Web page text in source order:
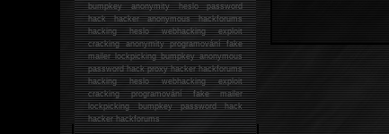
bumpkey anonymity heslo password
hackhacker anonymous hackforums
hackingheslo webhacking exploit
cracking anonymity programování fake
mailer lockpicking bumpkey anonymous
password hack proxy hacker hackforums
hacking heslo webhacking exploit
cracking programování fake mailer
lockpicking bumpkey password hack
hackerhackforums